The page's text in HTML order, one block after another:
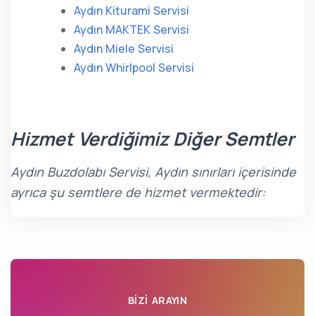
Aydın Kiturami Servisi
Aydın MAKTEK Servisi
Aydın Miele Servisi
Aydın Whirlpool Servisi
Hizmet Verdiğimiz Diğer Semtler
Aydın Buzdolabı Servisi, Aydın sınırları içerisinde
ayrıca şu semtlere de hizmet vermektedir:
BIZI ARAYIN